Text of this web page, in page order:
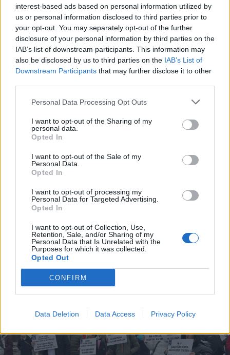
interest-based ads based on personal information utilized by
us or personal information disclosed to third parties prior to
your opt-out. You may separately opt-out of the further
disclosure of your personal information by third parties on the
IAB’s list of downstream participants. This information may
also be disclosed by us to third parties on the IAB’s List of
Downstream Participants that may further disclose it to other
Personal Data Processing Opt Outs
I want to opt-out of the Sharing of my
personal data.
Opted In
I want to opt-out of the Sale of my
Personal Data.
Opted In
I want to opt-out of processing my
Personal Data for Targeted Advertising.
Opted In
I want to opt-out of Collection, Use,
Retention, Sale, and/or Sharing of my
Personal Data that Is Unrelated with the
Purposes for which it was collected.
Opted Out
CONFIRM
Data Deletion Data Access Privacy Policy
2026. február 03., kedd
Miért az RMDSZ-t szorongatja
leginkább az adóprés a
kormánypártok közül?